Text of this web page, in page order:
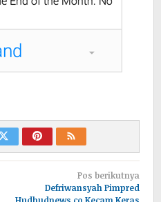
Pos berikutnya
Defriwansyah Pimpred